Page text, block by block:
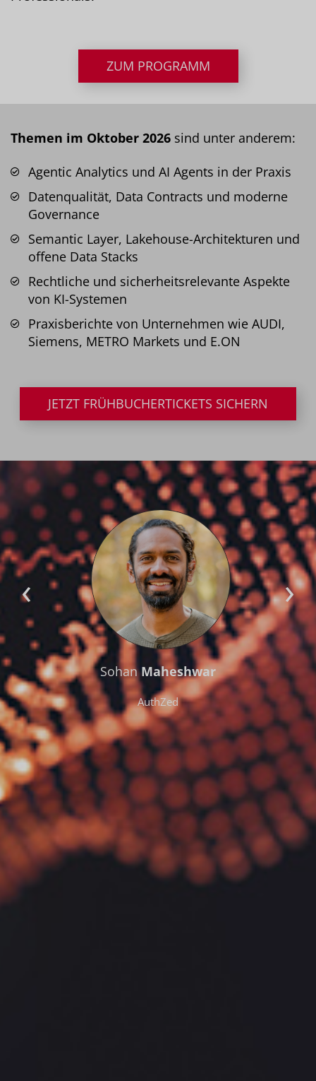
ZUM PROGRAMM
Themen im Oktober 2026 sind unter anderem:
Agentic Analytics und AI Agents in der Praxis
Datenqualität, Data Contracts und moderne
Governance
Semantic Layer, Lakehouse-Architekturen und
offene Data Stacks
Rechtliche und sicherheitsrelevante Aspekte
von KI-Systemen
Praxisberichte von Unternehmen wie AUDI,
Siemens, METRO Markets und E.ON
JETZT FRÜHBUCHERTICKETS SICHERN
SohanMaheshwar
AuthZed
‹ ›